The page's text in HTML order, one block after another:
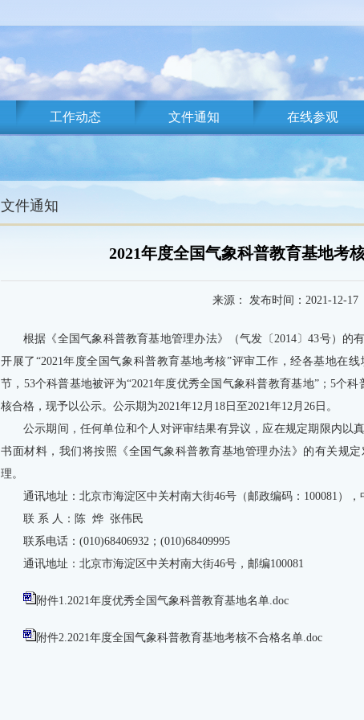
工作动态 文件通知 在线参观
文件通知
2021年度全国气象科普教育基地考
来源： 发布时间：2021-12-17
根据《全国气象科普教育基地管理办法》（气发〔2014〕43号）的
开展了“2021年度全国气象科普教育基地考核”评审工作，经各基地在
节，53个科普基地被评为“2021年度优秀全国气象科普教育基地”；5个
核合格，现予以公示。公示期为2021年12月18日至2021年12月26日。
公示期间，任何单位和个人对评审结果有异议，应在规定期限内以
书面材料，我们将按照《全国气象科普教育基地管理办法》的有关规
理。
通讯地址：北京市海淀区中关村南大街46号（邮政编码：100081）
联 系 人：陈 烨 张伟民
联系电话：(010)68406932；(010)68409995
通讯地址：北京市海淀区中关村南大街46号，邮编100081
附件1.2021年度优秀全国气象科普教育基地名单.doc
附件2.2021年度全国气象科普教育基地考核不合格名单.doc
中国气象
2021年12